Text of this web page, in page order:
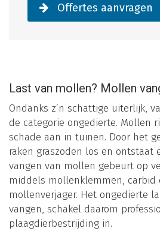
Offertes aanvragen
Last van mollen? Mollen
Ondanks z’n schattige uiterlijk,
de categorie ongedierte. Mollen
schade aan in tuinen. Door het
raken graszoden los en ontstaat
vangen van mollen gebeurt op
middels mollenklemmen, carbid
mollenverjager. Het ongedierte
vangen, schakel daarom
plaagdierbestrijding in.